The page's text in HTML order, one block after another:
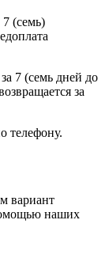
(семь)
7 (семь дней до
за
телефону.
вариант
наших